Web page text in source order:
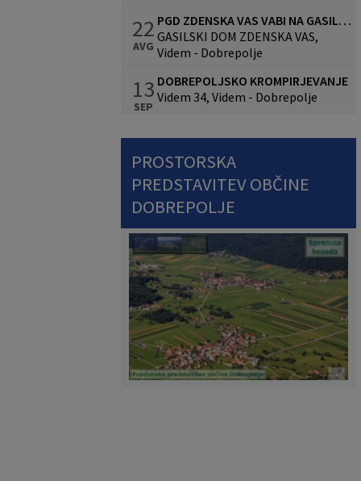
22
AVG
PGD ZDENSKA VAS VABI NA GASILSKO VESELICO S SKUPINO CALYPSO
GASILSKI DOM ZDENSKA VAS,
Videm - Dobrepolje
13
SEP
DOBREPOLJSKO KROMPIRJEVANJE
Videm 34, Videm - Dobrepolje
PROSTORSKA
PREDSTAVITEV OBČINE
DOBREPOLJE